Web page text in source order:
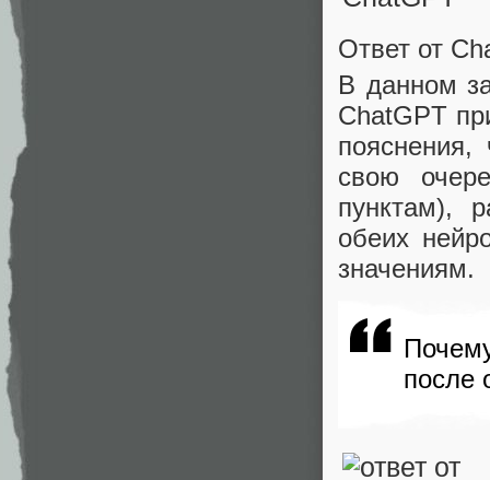
Ответ от
В данном
ChatGPT
свою
пунктам),
обеих
значениям.
после